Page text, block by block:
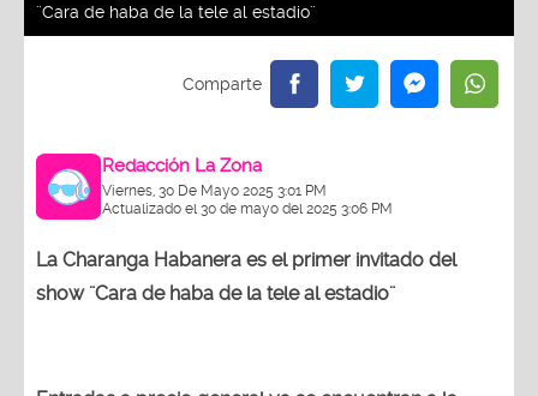
Viernes, 30 De Mayo 2025 3:01 PM
Actualizado el 30 de mayo del 2025 3:06 PM
show ¨Cara de haba de la tele al estadio¨